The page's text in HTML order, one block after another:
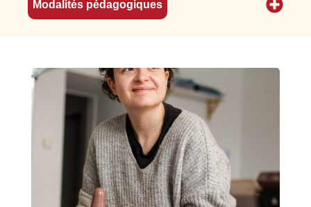
Consulter le programme détaillé
Modalités pédagogiques